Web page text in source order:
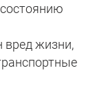
вред жизни,